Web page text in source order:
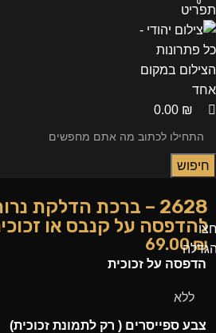
תפריט
0
0.00 ₪
חיפוש
2628 – ברכת הדלקת
להדפסה על קנבס או
69.00₪
הדפסה על זכוכית
צבע ספייסרים ( רק לתמונת זכוכית)
0